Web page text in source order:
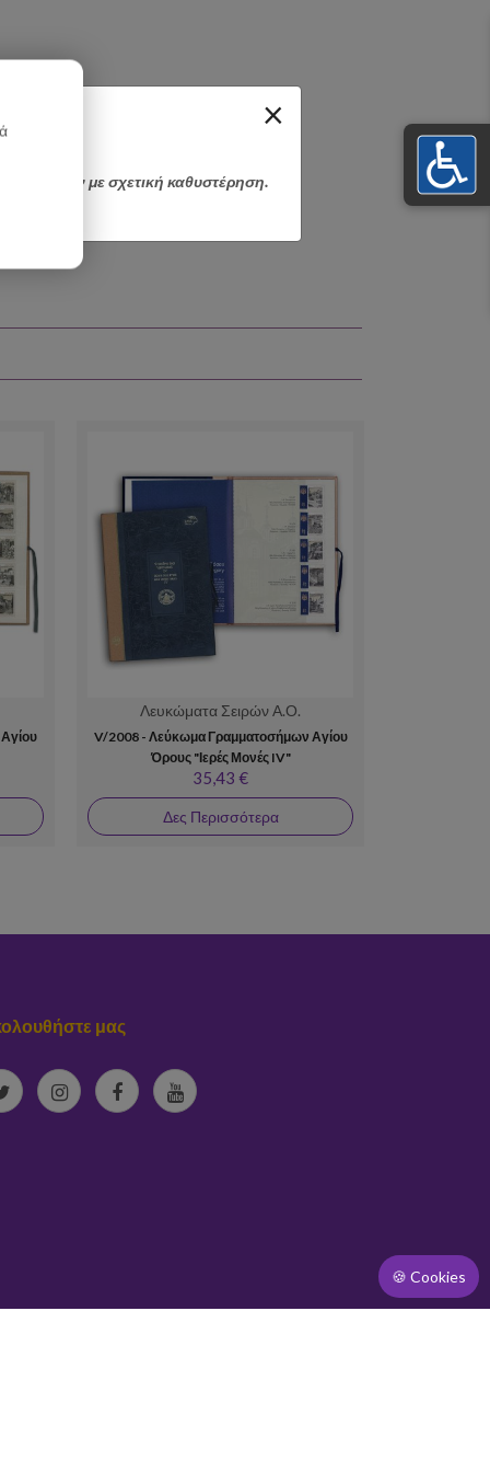
×
με σχετική καθυστέρηση.
Λευκώματα Σειρών Α.Ο.
V/2008 - Λεύκωμα Γραμματοσήμων Αγίου
Όρους "Ιερές Μονές IV"
35,43 €
Δες Περισσότερα
μας
🍪 Cookies